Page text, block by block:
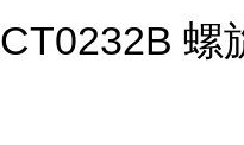
CT0232B 螺